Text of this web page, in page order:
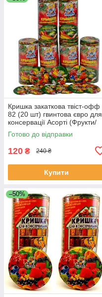
Кришка закаткова твіст-офф
82 (20 шт) гвинтова євро для
консервації Асорті (Фрукти/
Овочі) Полинка
Готово до відправки
120 ₴ 240 ₴
Купити
–50%